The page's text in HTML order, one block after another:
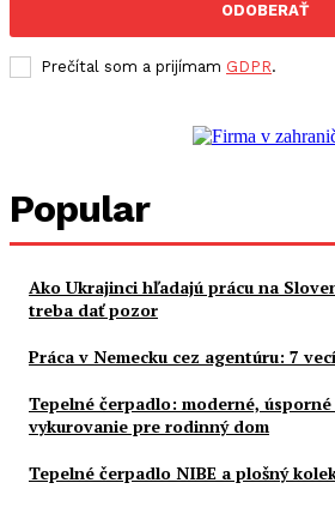
ODOBERAŤ
Prečítal som a prijímam GDPR.
Popular
Ako Ukrajinci hľadajú prácu na
treba dať pozor
Práca v Nemecku cez agentúru: 7
Tepelné čerpadlo: moderné,
vykurovanie pre rodinný dom
Tepelné čerpadlo NIBE a plošný